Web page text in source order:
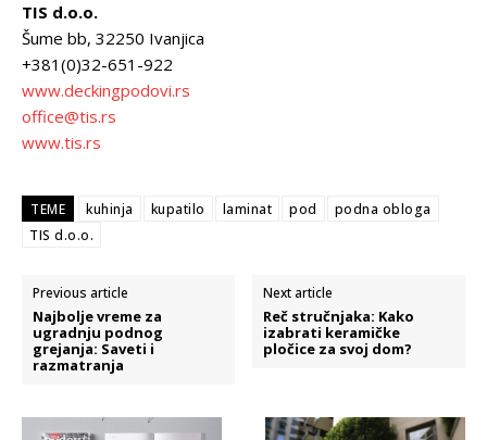
TIS d.o.o.
Šume bb, 32250 Ivanjica
+381(0)32-651-922
www.deckingpodovi.rs
office@tis.rs
www.tis.rs
TEME kuhinja kupatilo laminat pod
podna obloga
TIS d.o.o.
Previous article
Najbolje vreme za
ugradnju podnog
grejanja: Saveti i
razmatranja
Next article
Reč stručnjaka: Kako
izabrati keramičke
pločice za svoj dom?